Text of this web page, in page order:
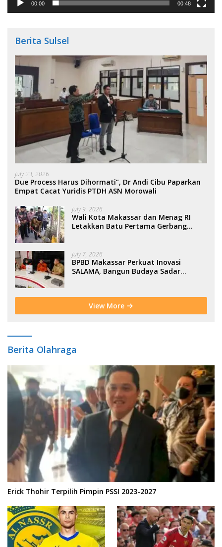
00:00 00:48
Berita Sulsel
July 23, 2026
Due Process Harus Dihormati”, Dr Andi Cibu Paparkan
Empat Cacat Yuridis PTDH ASN Morowali
July 9, 2026
Wali Kota Makassar dan Menag RI
Letakkan Batu Pertama Gerbang
July 7, 2026
BPBD Makassar Perkuat Inovasi
SALAMA, Bangun Budaya Sadar
View More
Berita Olahraga
Erick Thohir Terpilih Pimpin PSSI 2023-2027